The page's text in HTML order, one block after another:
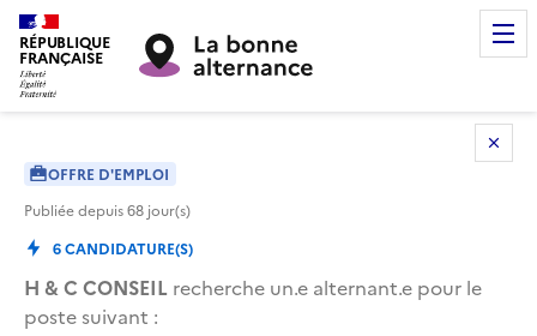
RÉPUBLIQUE
FRANÇAISE
OFFRE D'EMPLOI
Publiée depuis68 jour(s)
6CANDIDATURE(S)
H & C CONSEIL recherche un.e alternant.e pour le
poste suivant :